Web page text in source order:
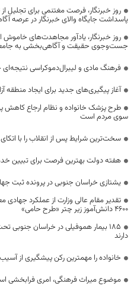
روز خبرنگار، فرصت مغتنمی برای تجلیل
پاسداشت جایگاه والای خبرنگار در عرصه
روز خبرنگار، یادآور مجاهدت‌های
جست‌وجوی حقیقت و آگاهی‌بخشی به جامعه
فرهنگ مادی و لیبرال‌دموکراسی نتیجه‌ای
آغاز پیگیری‌های جدید برای ایجاد منطقه
طرح پزشک خانواده و نظام ارجاع کاهش
سوی مردم است
سخت‌ترین شرایط پس از انقلاب را با
هفته دولت بهترین فرصت برای تبیین
یشتازی خراسان جنوبی در پرونده ثبت
تقدیر مقام عالی وزارت از عملکرد
۴۶۰۰ دانش‌آموز زیر چتر «طرح حامی»
۱۸۵ بیمار هموفیلی در خراسان
دارند
خانواده را مهمترین رکن پیشگیری از
موضوع میراث فرهنگی، امری فرابخشی